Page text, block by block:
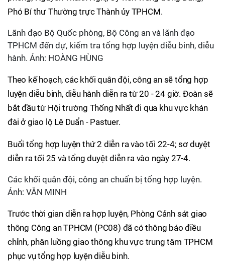
Phó Bí thư Thường trực Thành ủy TPHCM.
Lãnh đạo Bộ Quốc phòng, Bộ Công an và lãnh đạo
TPHCM đến dự, kiểm tra tổng hợp luyện diễu binh, diễu
hành. Ảnh: HOÀNG HÙNG
Theo kế hoạch, các khối quân đội, công an sẽ tổng hợp
luyện diễu binh, diễu hành diễn ra từ 20 - 24 giờ. Đoàn sẽ
bắt đầu từ Hội trường Thống Nhất đi qua khu vực khán
đài ở giao lộ Lê Duẩn - Pastuer.
Buổi tổng hợp luyện thứ 2 diễn ra vào tối 22-4; sơ duyệt
diễn ra tối 25 và tổng duyệt diễn ra vào ngày 27-4.
Các khối quân đội, công an chuẩn bị tổng hợp luyện.
Ảnh: VĂN MINH
Trước thời gian diễn ra hợp luyện, Phòng Cảnh sát giao
thông Công an TPHCM (PC08) đã có thông báo điều
chỉnh, phân luồng giao thông khu vực trung tâm TPHCM
phục vụ tổng hợp luyện diễu binh.